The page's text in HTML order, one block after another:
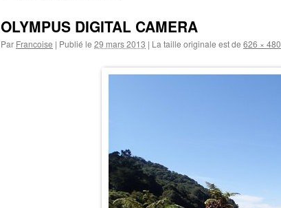
OLYMPUS DIGITAL CAMERA
Par Francoise | Publié le 29 mars 2013 | La taille originale est de 626 × 480